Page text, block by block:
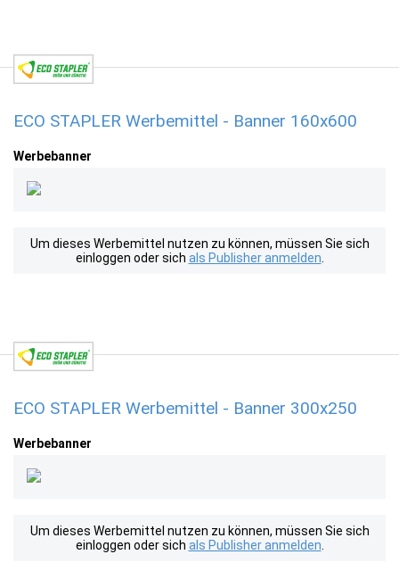
ECO STAPLER Werbemittel - Banner 160x600
Werbebanner
Um dieses Werbemittel nutzen zu können, müssen Sie sich
einloggen oder sich als Publisher anmelden
ECO STAPLER Werbemittel - Banner 300x250
Werbebanner
Um dieses Werbemittel nutzen zu können, müssen Sie sich
einloggen oder sich als Publisher anmelden